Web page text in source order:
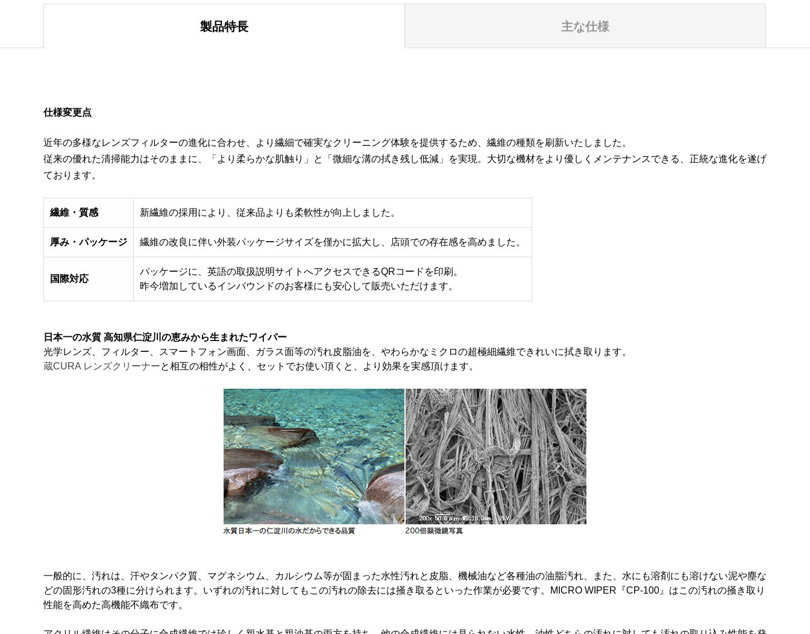
製品特長 主な仕様
仕様変更点
近年の多様なレンズフィルターの進化に合わせ、より繊細で確実なクリーニング体験を提供するため、繊維の種類を刷新いたしました。
従来の優れた清掃能力はそのままに、「より柔らかな肌触り」と「微細な溝の拭き残し低減」を実現。大切な機材をより優しくメンテナンスできる、正統な進化を遂げ
ております。
繊維・質感 新繊維の採用により、従来品よりも柔軟性が向上しました。
厚み・パッケージ 繊維の改良に伴い外装パッケージサイズを僅かに拡大し、店頭での存在感を高めました。
国際対応
パッケージに、英語の取扱説明サイトへアクセスできるQRコードを印刷。
昨今増加しているインバウンドのお客様にも安心して販売いただけます。
日本一の水質 高知県仁淀川の恵みから生まれたワイパー
光学レンズ、フィルター、スマートフォン画面、ガラス面等の汚れ皮脂油を、やわらかなミクロの超極細繊維できれいに拭き取ります。
蔵CURA レンズクリーナーと相互の相性がよく、セットでお使い頂くと、より効果を実感頂けます。
一般的に、汚れは、汗やタンパク質、マグネシウム、カルシウム等が固まった水性汚れと皮脂、機械油など各種油の油脂汚れ、また、水にも溶剤にも溶けない泥や塵な
どの固形汚れの3種に分けられます。いずれの汚れに対してもこの汚れの除去には掻き取るといった作業が必要です。MICRO WIPER『CP-100』はこの汚れの掻き取り
性能を高めた高機能不織布です。